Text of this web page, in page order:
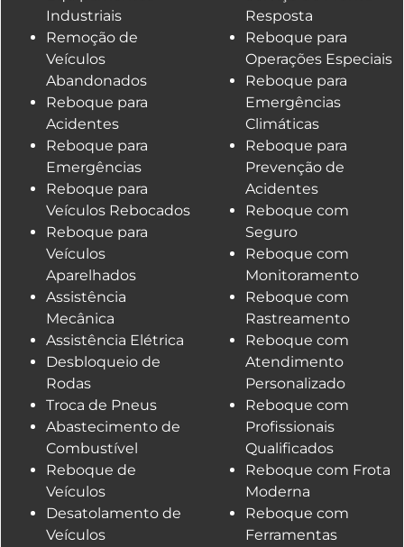
Industriais
Remoção de
Veículos
Abandonados
Reboque para
Acidentes
Reboque para
Emergências
Reboque para
Veículos Rebocados
Reboque para
Veículos
Aparelhados
Assistência
Mecânica
Assistência Elétrica
Desbloqueio de
Rodas
Troca de Pneus
Abastecimento de
Combustível
Reboque de
Veículos
Desatolamento de
Veículos
Resposta
Reboque para
Operações Especiais
Reboque para
Emergências
Climáticas
Reboque para
Prevenção de
Acidentes
Reboque com
Seguro
Reboque com
Monitoramento
Reboque com
Rastreamento
Reboque com
Atendimento
Personalizado
Reboque com
Profissionais
Qualificados
Reboque com Frota
Moderna
Reboque com
Ferramentas